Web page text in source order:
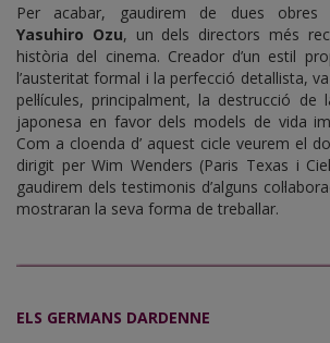
Per acabar, gaudirem de dues obres
Yasuhiro Ozu, un dels directors més
història del cinema. Creador d’un estil
l’austeritat formal i la perfecció detallista,
pel·lícules, principalment, la destrucció de
japonesa en favor dels models de vida
Com a cloenda d’ aquest cicle veurem el
dirigit per Wim Wenders (Paris Texas i
gaudirem dels testimonis d’alguns
mostraran la seva forma de treballar.
ELS GERMANS DARDENNE